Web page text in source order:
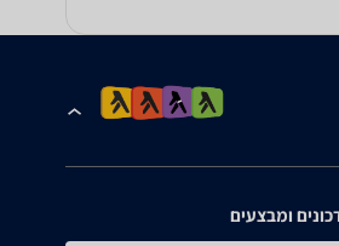
ומבצעים